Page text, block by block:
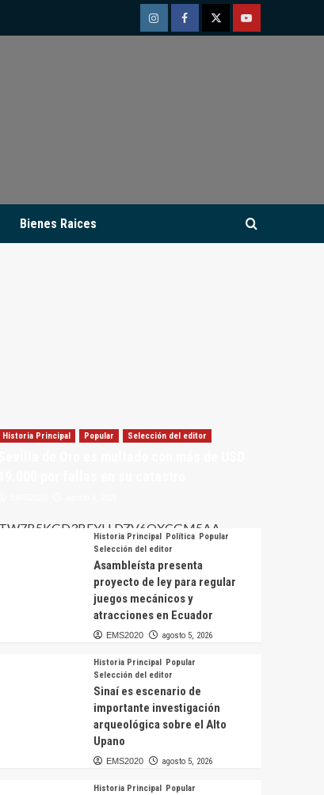
InstagramFacebookTwitterYoutube
Bienes Raices
Historia Principal Popular Selección del editor
Historia Principal Política Popular
Selección del editor
Asambleísta presenta
proyecto de ley para regular
juegos mecánicos y
atracciones en Ecuador
EMS2020 agosto 5, 2026
Historia Principal Popular
Selección del editor
Sinaí es escenario de
importante investigación
arqueológica sobre el Alto
Upano
EMS2020 agosto 5, 2026
Historia Principal Popular